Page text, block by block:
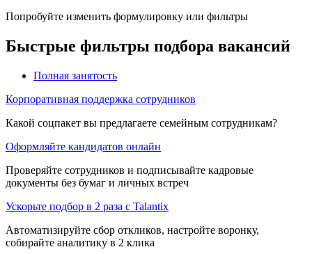
Попробуйте изменить формулировку или фильтры
Быстрые фильтры подбора вакансий
Полная занятость
Корпоративная поддержка сотрудников
Какой соцпакет вы предлагаете семейным сотрудникам?
Оформляйте кандидатов онлайн
Проверяйте сотрудников и подписывайте кадровые
документы без бумаг и личных встреч
Ускорьте подбор в 2 раза с Talantix
Автоматизируйте сбор откликов, настройте воронку,
собирайте аналитику в 2 клика